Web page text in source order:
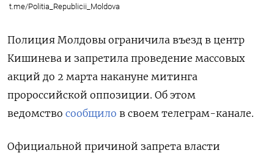
t.me/Politia_Republicii_Moldova
Полиция Молдовы ограничила въезд в центр
Кишинева и запретила проведение массовых
акций до 2 марта накануне митинга
пророссийской оппозиции. Об этом
ведомство сообщило в своем телеграм-канале.
Официальной причиной запрета власти